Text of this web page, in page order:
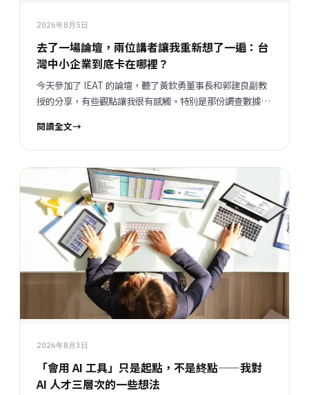
2026年8月5日
去了一場論壇，兩位講者讓我重新想了一遍：台
灣中小企業到底卡在哪裡？
今天參加了 IEAT 的論壇，聽了黃欽勇董事長和郭建良副教
授的分享，有些觀點讓我很有感觸。特別是那份調查數據，
了一個具體的矛盾呈現在眼前。
閱讀全文→
2026年8月3日
「會用 AI 工具」只是起點，不是終點——我對
AI 人才三層次的一些想法